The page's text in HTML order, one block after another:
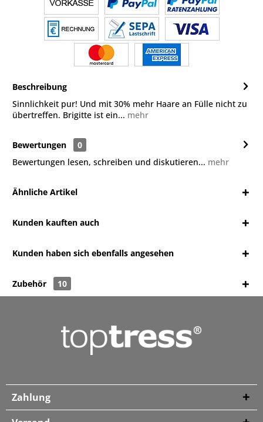
Beschreibung
Sinnlichkeit pur! Und mit 30% mehr Haare an Fülle nicht zu
übertreffen. Brigitte ist ein... mehr
Bewertungen
0
Bewertungen lesen, schreiben und diskutieren... mehr
Ähnliche Artikel
Kunden kauften auch
Kunden haben sich ebenfalls angesehen
Zubehör 10
Zahlung